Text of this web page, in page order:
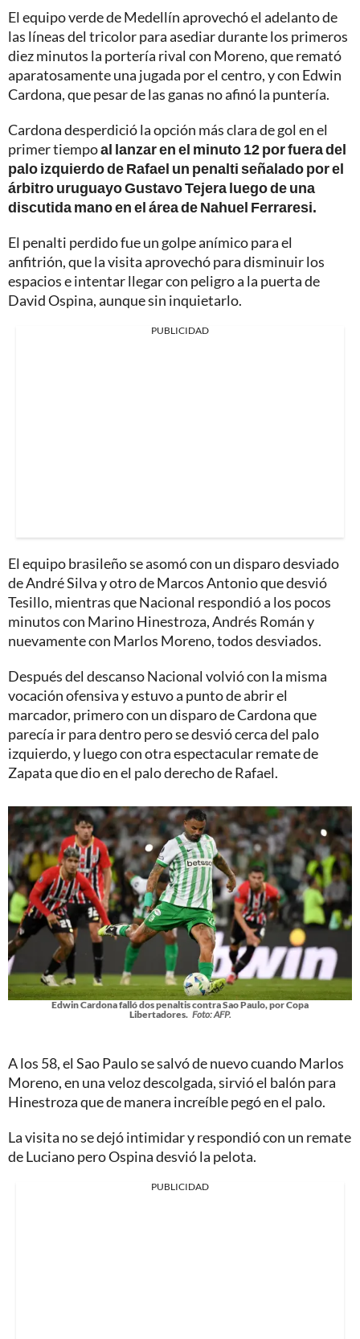
El equipo verde de Medellín aprovechó el adelanto de
las líneas del tricolor para asediar durante los primeros
diez minutos la portería rival con Moreno, que remató
aparatosamente una jugada por el centro, y con Edwin
Cardona, que pesar de las ganas no afinó la puntería.
Cardona desperdició la opción más clara de gol en el
primer tiempoal lanzar en el minuto 12 por fuera del
palo izquierdo de Rafael un penalti señalado por el
árbitro uruguayo Gustavo Tejera luego de una
discutida mano en el área de Nahuel Ferraresi.
El penalti perdido fue un golpe anímico para el
anfitrión, que la visita aprovechó para disminuir los
espacios e intentar llegar con peligro a la puerta de
David Ospina, aunque sin inquietarlo.
PUBLICIDAD
El equipo brasileño se asomó con un disparo desviado
de André Silva y otro de Marcos Antonio que desvió
Tesillo, mientras que Nacional respondió a los pocos
minutos con Marino Hinestroza, Andrés Román y
nuevamente con Marlos Moreno, todos desviados.
Después del descanso Nacional volvió con la misma
vocación ofensiva y estuvo a punto de abrir el
marcador, primero con un disparo de Cardona que
parecía ir para dentro pero se desvió cerca del palo
izquierdo, y luego con otra espectacular remate de
Zapata que dio en el palo derecho de Rafael.
Edwin Cardona falló dos penaltis contra Sao Paulo, por Copa
Libertadores. Foto: AFP.
A los 58, el Sao Paulo se salvó de nuevo cuando Marlos
Moreno, en una veloz descolgada, sirvió el balón para
Hinestroza que de manera increíble pegó en el palo.
La visita no se dejó intimidar y respondió con un remate
de Luciano pero Ospina desvió la pelota.
PUBLICIDAD